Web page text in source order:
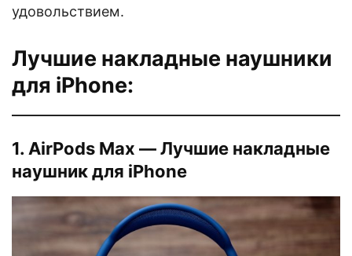
удовольствием.
Лучшие накладные наушники
для iPhone:
1. AirPods Max — Лучшие накладные
наушник для iPhone